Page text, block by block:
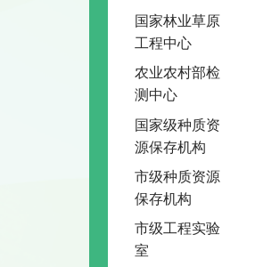
国家林业草原
工程中心
农业农村部检
测中心
国家级种质资
源保存机构
市级种质资源
保存机构
市级工程实验
室